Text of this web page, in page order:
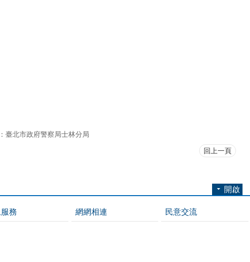
臺北市政府警察局士林分局
回上一頁
開啟
務 網網相連 民意交流